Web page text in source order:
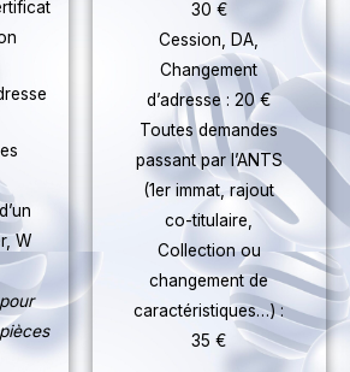
W
30 €
Cession, DA,
Changement
d’adresse : 20 €
Toutes demandes
passant par l’ANTS
(1er immat, rajout
co-titulaire,
Collection ou
changement de
caractéristiques…) :
35 €